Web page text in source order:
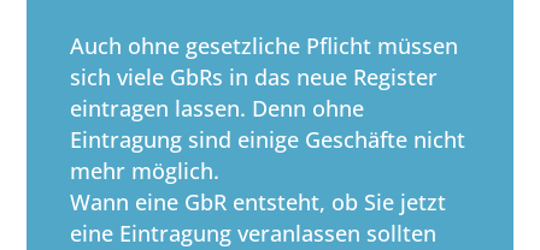
Auch ohne gesetzliche Pflicht müssen
sich viele GbRs in das neue Register
eintragen lassen. Denn ohne
Eintragung sind einige Geschäfte nicht
mehr möglich.
Wann eine GbR entsteht, ob Sie jetzt
eine Eintragung veranlassen sollten